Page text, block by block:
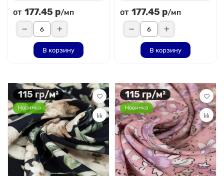
от 177.45 р/мп
В корзину
от 177.45 р/мп
В корзину
115 гр/м²
Новинка
115 гр/м²
Новинка